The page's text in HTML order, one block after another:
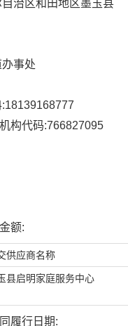
治区和田地区墨玉县
事处
构代码:766827095
额:
供应商名称
县启明家庭服务中心
履行日期: